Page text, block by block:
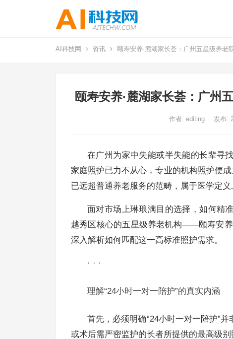
AI科技网 资讯 颐寿安养·麓湖家长荟：广州五星级养老
颐寿安养·麓湖家长荟：广州
作者: editing 发布:
在广州为家中失能或半失能的长辈寻
家庭照护已力不从心，专业的机构照护便
已远超普通养老服务的范畴，属于医学定义
面对市场上琳琅满目的选择，如何精
越秀区核心的五星级养老机构——颐寿安养
深入解析如何匹配这一高标准照护需求。
· · ·
理解“24小时一对一陪护”的真实内涵
首先，必须明确“24小时一对一陪护”
或术后需严密监护的长者所提供的最高级别